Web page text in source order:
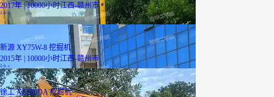
已降2000元
2017年 | 10000小时江西-赣州市
2.6 万
新源 XY75W-8 挖掘机
2015年 | 10000小时江西-赣州市
2.6 万
徐工 XE200DA 挖掘机